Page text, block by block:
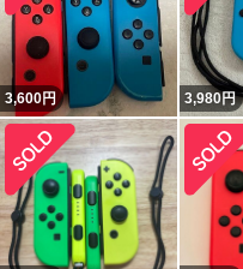
3,600円 3,980円